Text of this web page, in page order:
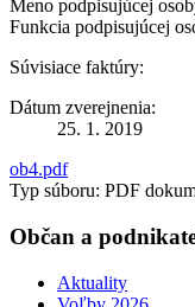
Meno podpisujúcej
Funkcia podpisujúcej
Súvisiace faktúry:
Dátum zverejnenia:
25. 1. 2019
ob4.pdf
Typ súboru: PDF
Občan a
Aktuality